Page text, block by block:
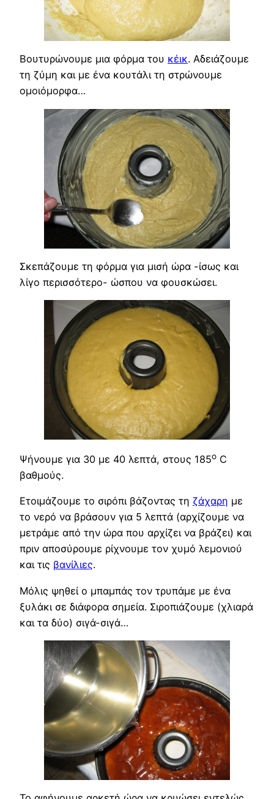
Βουτυρώνουμε μια φόρμα του κέικ. Αδειάζουμε
τη ζύμη και με ένα κουτάλι τη στρώνουμε
ομοιόμορφα…
Σκεπάζουμε τη φόρμα για μισή ώρα -ίσως και
λίγο περισσότερο- ώσπου να φουσκώσει.
Ψήνουμε για 30 με 40 λεπτά, στους 185ο C
βαθμούς.
Ετοιμάζουμε το σιρόπι βάζοντας τη ζάχαρη με
το νερό να βράσουν για 5 λεπτά (αρχίζουμε να
μετράμε από την ώρα που αρχίζει να βράζει) και
πριν αποσύρουμε ρίχνουμε τον χυμό λεμονιού
και τις βανίλιες.
Μόλις ψηθεί ο μπαμπάς τον τρυπάμε με ένα
ξυλάκι σε διάφορα σημεία. Σιροπιάζουμε (χλιαρά
και τα δύο) σιγά-σιγά…